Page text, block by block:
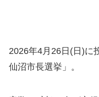
2026年4月26日(日)に
仙沼市長選挙」。